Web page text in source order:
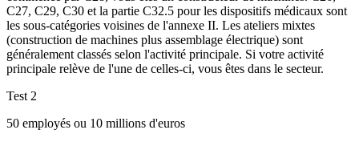
C27, C29, C30 et la partie C32.5 pour les dispositifs médicaux sont
les sous-catégories voisines de l'annexe II. Les ateliers mixtes
(construction de machines plus assemblage électrique) sont
généralement classés selon l'activité principale. Si votre activité
principale relève de l'une de celles-ci, vous êtes dans le secteur.
Test 2
50 employés ou 10 millions d'euros